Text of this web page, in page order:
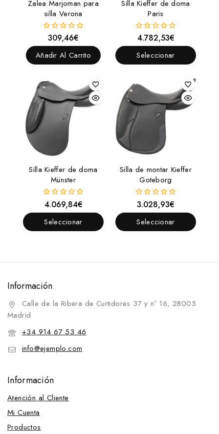
Zalea Marjoman para
silla Verona
fuera
de
309,46€
Añadir Al Carrito
Silla Kieffer de doma
Paris
0
fuera
de
4.782,53€
Seleccionar
Silla Kieffer de doma
Münster
0
fuera
de
4.069,84€
Seleccionar
Silla de montar Kieffer
Goteborg
0
fuera
de
3.028,93€
Seleccionar
Información
Calle de la Ribera de Curtidores 37 y nº 16, 28005
Madrid
+34 914 67 53 46
info@ejemplo.com
Información
Atención al Cliente
Mi Cuenta
Productos